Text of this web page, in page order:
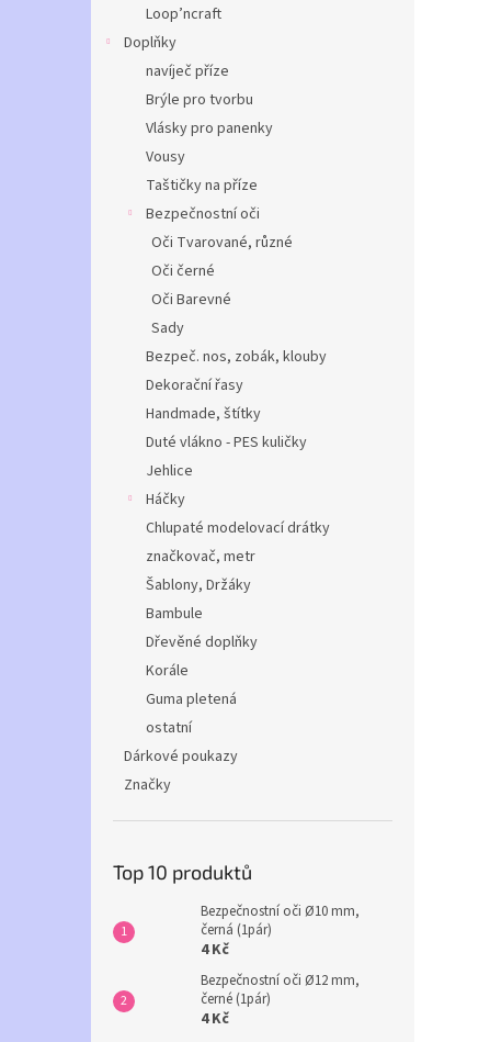
Loop’ncraft
Doplňky
navíječ příze
Brýle pro tvorbu
Vlásky pro panenky
Vousy
Taštičky na příze
Bezpečnostní oči
Oči Tvarované, různé
Oči černé
Oči Barevné
Sady
Bezpeč. nos, zobák, klouby
Dekorační řasy
Handmade, štítky
Duté vlákno - PES kuličky
Jehlice
Háčky
Chlupaté modelovací drátky
značkovač, metr
Šablony, Držáky
Bambule
Dřevěné doplňky
Korále
Guma pletená
ostatní
Dárkové poukazy
Značky
Top 10 produktů
Bezpečnostní oči Ø10 mm,
černá (1pár)
4 Kč
Bezpečnostní oči Ø12 mm,
černé (1pár)
4 Kč